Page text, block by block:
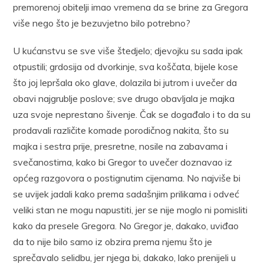
premorenoj obitelji imao vremena da se brine za Gregora
više nego što je bezuvjetno bilo potrebno?
U kućanstvu se sve više štedjelo; djevojku su sada ipak
otpustili; grdosija od dvorkinje, sva koščata, bijele kose
što joj lepršala oko glave, dolazila bi jutrom i uvečer da
obavi najgrublje poslove; sve drugo obavljala je majka
uza svoje neprestano šivenje. Čak se događalo i to da su
prodavali različite komade porodičnog nakita, što su
majka i sestra prije, presretne, nosile na zabavama i
svečanostima, kako bi Gregor to uvečer doznavao iz
općeg razgovora o postignutim cijenama. No najviše bi
se uvijek jadali kako prema sadašnjim prilikama i odveć
veliki stan ne mogu napustiti, jer se nije moglo ni pomisliti
kako da presele Gregora. No Gregor je, dakako, uviđao
da to nije bilo samo iz obzira prema njemu što je
sprečavalo selidbu, jer njega bi, dakako, lako prenijeli u